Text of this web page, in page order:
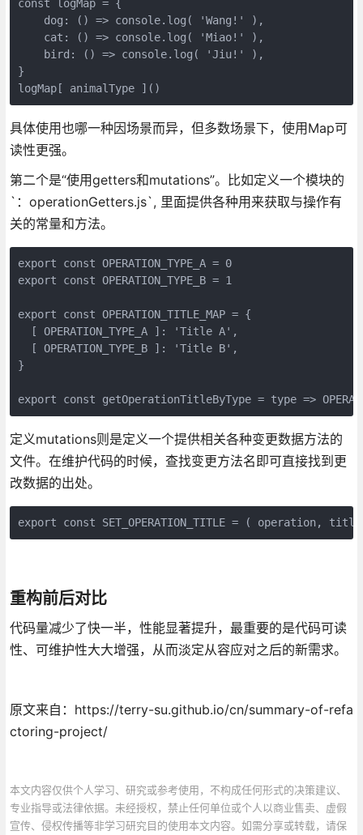
const logMap = {
    dog: () => console.log( 'Wang!' ),
    cat: () => console.log( 'Miao!' ),
    bird: () => console.log( 'Jiu!' ),
}
logMap[ animalType ]()
具体使用也哪一种因场景而异，但多数场景下，使用Map可
读性更强。
第二个是“使用getters和mutations”。比如定义一个模块的
`：operationGetters.js`, 里面提供各种用来获取与操作有
关的常量和方法。
export const OPERATION_TYPE_A = 0
export const OPERATION_TYPE_B = 1
export const OPERATION_TITLE_MAP = {
  [ OPERATION_TYPE_A ]: 'Title A',
  [ OPERATION_TYPE_B ]: 'Title B',
}
export const getOperationTitleByType = type =>
定义mutations则是定义一个提供相关各种变更数据方法的
文件。在维护代码的时候，查找变更方法名即可直接找到更
改数据的出处。
export const SET_OPERATION_TITLE = (
重构前后对比
代码量减少了快一半，性能显著提升，最重要的是代码可读
性、可维护性大大增强，从而淡定从容应对之后的新需求。
原文来自：https://terry-su.github.io/cn/summary-of-refa
ctoring-project/
本文内容仅供个人学习、研究或参考使用，不构成任何形式的决策建议、
专业指导或法律依据。未经授权，禁止任何单位或个人以商业售卖、虚假
宣传、侵权传播等非学习研究目的使用本文内容。如需分享或转载，请保